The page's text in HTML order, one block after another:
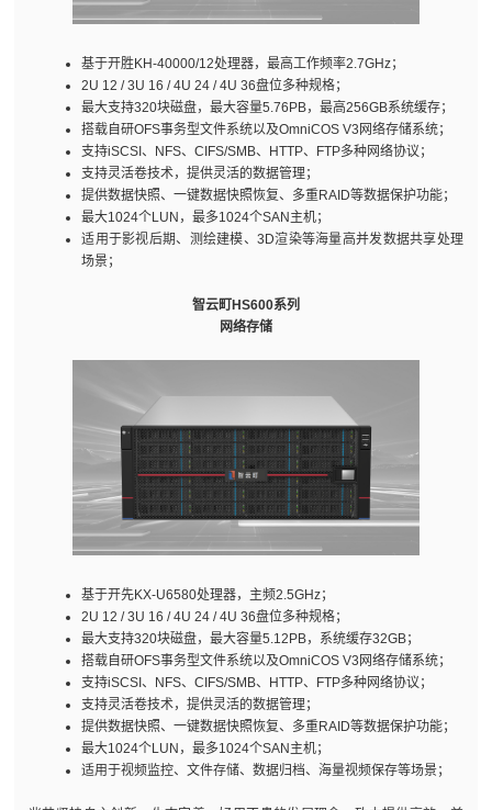
基于开胜KH-40000/12处理器，最高工作频率2.7GHz；
2U 12 / 3U 16 / 4U 24 / 4U 36盘位多种规格；
最大支持320块磁盘，最大容量5.76PB，最高256GB系统缓存；
搭载自研OFS事务型文件系统以及OmniCOS V3网络存储系统；
支持iSCSI、NFS、CIFS/SMB、HTTP、FTP多种网络协议；
支持灵活卷技术，提供灵活的数据管理；
提供数据快照、一键数据快照恢复、多重RAID等数据保护功能；
最大1024个LUN，最多1024个SAN主机；
适用于影视后期、测绘建模、3D渲染等海量高并发数据共享处理
场景；
智云町HS600系列
网络存储
基于开先KX-U6580处理器，主频2.5GHz；
2U 12 / 3U 16 / 4U 24 / 4U 36盘位多种规格；
最大支持320块磁盘，最大容量5.12PB，系统缓存32GB；
搭载自研OFS事务型文件系统以及OmniCOS V3网络存储系统；
支持iSCSI、NFS、CIFS/SMB、HTTP、FTP多种网络协议；
支持灵活卷技术，提供灵活的数据管理；
提供数据快照、一键数据快照恢复、多重RAID等数据保护功能；
最大1024个LUN，最多1024个SAN主机；
适用于视频监控、文件存储、数据归档、海量视频保存等场景；